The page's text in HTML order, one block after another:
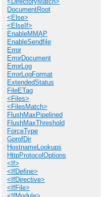
DocumentRoot
<Else>
<ElseIf>
EnableMMAP
EnableSendfile
Error
ErrorDocument
ErrorLog
ErrorLogFormat
ExtendedStatus
FileETag
<Files>
<FilesMatch>
FlushMaxPipelined
FlushMaxThreshold
ForceType
GprofDir
HostnameLookups
HttpProtocolOptions
<If>
<IfDefine>
<IfDirective>
<IfFile>